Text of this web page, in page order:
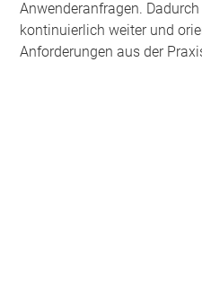
Anwenderanfragen.
kontinuierlich weiter und
Anforderungen aus der